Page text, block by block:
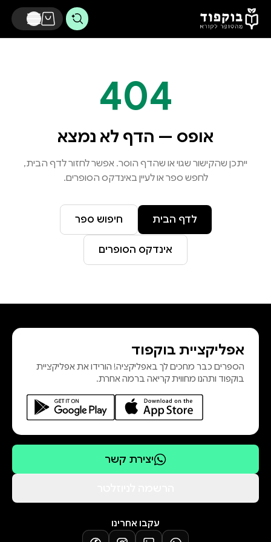
דלג לתוכן הראשי
404
אופס — הדף לא נמצא
ייתכן שהקישור שגוי או שהדף הוסר. אפשר לחזור לדף הבית,
לחפש ספר או לעיין באינדקס הסופרים.
לדף הבית חיפוש ספר
אינדקס הסופרים
אפליקציית בוקפוד
הספרים כבר מחכים לך באפליקציה! הורידו את אפליקציית
בוקפוד ותהנו מחווית קריאה ברמה אחרת.
יצירת קשר
עקבו אחרינו